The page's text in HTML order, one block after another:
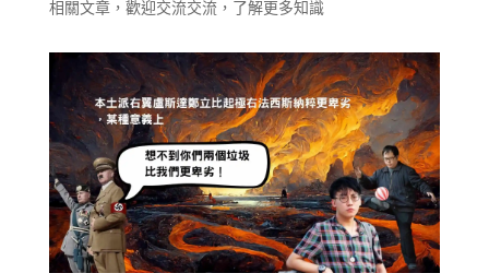
相關文章，歡迎交流交流，了解更多知識